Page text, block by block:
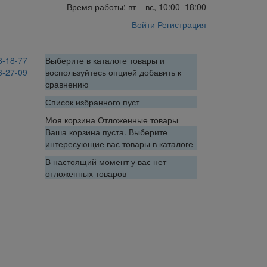
Время работы: вт – вс, 10:00–18:00
Войти Регистрация
18-77
27-09
Выберите в каталоге товары и
воспользуйтесь опцией добавить к
сравнению
Список избранного пуст
Моя корзина Отложенные товары
Ваша корзина пуста. Выберите
интересующие вас товары в каталоге
В настоящий момент у вас нет
отложенных товаров